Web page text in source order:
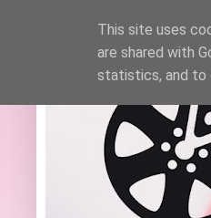
This site uses
are shared with
statistics, and to